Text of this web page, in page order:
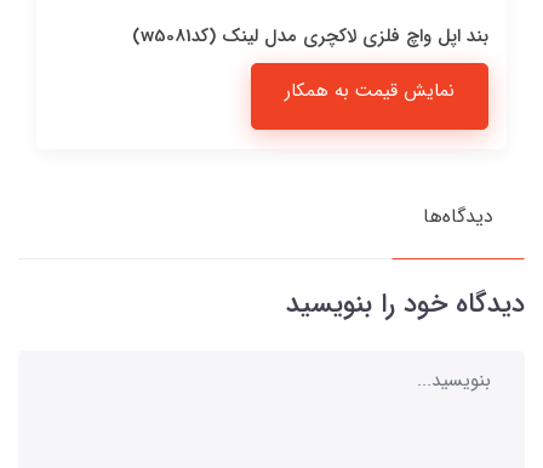
بند اپل واچ فلزی لاکچری مدل لینک (کدw5081)
نمایش قیمت به همکار
دیدگاه‌ها
دیدگاه خود را بنویسید